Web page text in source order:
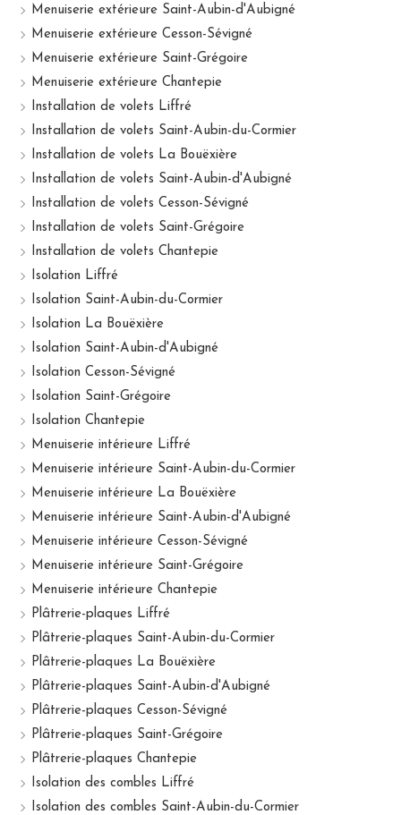
Menuiserie extérieure Saint-Aubin-d'Aubigné
Menuiserie extérieure Cesson-Sévigné
Menuiserie extérieure Saint-Grégoire
Menuiserie extérieure Chantepie
Installation de volets Liffré
Installation de volets Saint-Aubin-du-Cormier
Installation de volets La Bouëxière
Installation de volets Saint-Aubin-d'Aubigné
Installation de volets Cesson-Sévigné
Installation de volets Saint-Grégoire
Installation de volets Chantepie
Isolation Liffré
Isolation Saint-Aubin-du-Cormier
Isolation La Bouëxière
Isolation Saint-Aubin-d'Aubigné
Isolation Cesson-Sévigné
Isolation Saint-Grégoire
Isolation Chantepie
Menuiserie intérieure Liffré
Menuiserie intérieure Saint-Aubin-du-Cormier
Menuiserie intérieure La Bouëxière
Menuiserie intérieure Saint-Aubin-d'Aubigné
Menuiserie intérieure Cesson-Sévigné
Menuiserie intérieure Saint-Grégoire
Menuiserie intérieure Chantepie
Plâtrerie-plaques Liffré
Plâtrerie-plaques Saint-Aubin-du-Cormier
Plâtrerie-plaques La Bouëxière
Plâtrerie-plaques Saint-Aubin-d'Aubigné
Plâtrerie-plaques Cesson-Sévigné
Plâtrerie-plaques Saint-Grégoire
Plâtrerie-plaques Chantepie
Isolation des combles Liffré
Isolation des combles Saint-Aubin-du-Cormier